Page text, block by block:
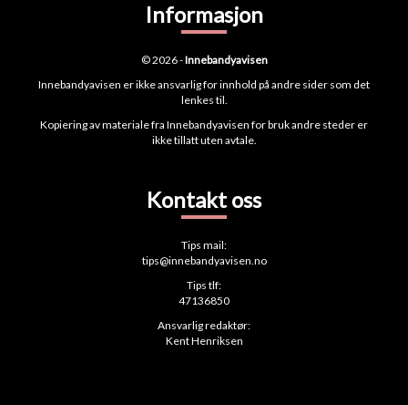
Informasjon
© 2026 -Innebandyavisen
Innebandyavisen er ikke ansvarlig for innhold på andre sider som det
lenkes til.
Kopiering av materiale fra Innebandyavisen for bruk andre steder er
ikke tillatt uten avtale.
Kontakt oss
Tips mail:
tips@innebandyavisen.no
Tips tlf:
47136850
Ansvarlig redaktør:
Kent Henriksen